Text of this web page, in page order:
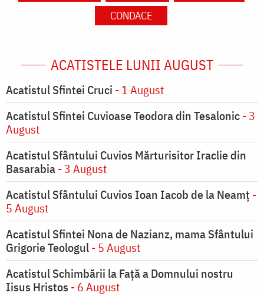
CONDACE
ACATISTELE LUNII AUGUST
Acatistul Sfintei Cruci - 1 August
Acatistul Sfintei Cuvioase Teodora din Tesalonic- 3
August
Acatistul Sfântului Cuvios Mărturisitor Iraclie din
Basarabia- 3 August
Acatistul Sfântului Cuvios Ioan Iacob de la Neamț -
5 August
Acatistul Sfintei Nona de Nazianz, mama Sfântului
Grigorie Teologul- 5 August
Acatistul Schimbării la Faţă a Domnului nostru
Iisus Hristos - 6 August